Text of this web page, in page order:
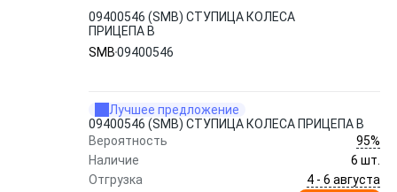
09400546 (SMB) СТУПИЦА КОЛЕСА
ПРИЦЕПА В
SMB09400546
Лучшее предложение
09400546 (SMB) СТУПИЦА КОЛЕСА ПРИЦЕПА В
Вероятность
95%
Наличие
6 шт.
Отгрузка
4 - 6 августа